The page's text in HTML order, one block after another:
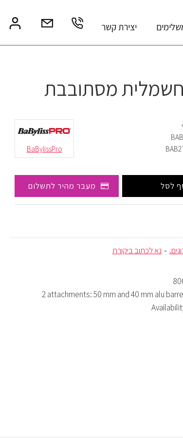
יצירת קשר
מסתובבת
- נא לכתוב ביקורת
BaBylissPro
לסל מעבר מהיר לתשלום
2 attachments: 50 mm and 40 mm alu